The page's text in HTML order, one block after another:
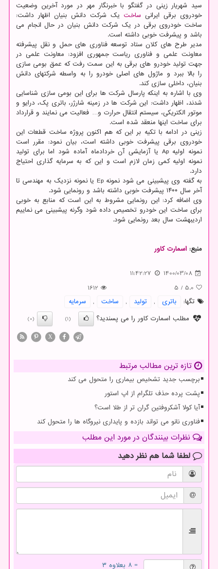
سید شهریار زینی در گفتگو با خبرنگار مهر در مورد آخرین وضعیت
خودروی برقی ایرانی ساخت یک شرکت دانش بنیان اظهار داشت:
ساخت خودروی برقی در یک شرکت دانش بنیان در حال انجام می
باشد و پیشرفت خوبی داشته است.
مدیر طرح های کلان ستاد توسعه فناوری های حمل و نقل پیشرفته
معاونت علمی و فناوری ریاست جمهوری افزود: معاونت علمی در
جهت تولید خودرو های برقی به این سمت رفت که عمق بومی سازی
را بالا ببرد و ماژول های اصلی خودرو را به واسطه شرکتهای دانش
بنیان، داخلی سازی کند.
وی با اشاره به اینکه پارسال شرکت ها برای این بومی سازی شناسایی
شدند، اظهار داشت: این شرکت ها در زمینه شارژر، باتری پک، درایو و
موتور الکتریکی، سیستم انتقال حرارت و… فعالیت می نمایند و قرارداد
برای ساخت اینها منعقد شده است.
زینی در ادامه با تکیه بر این که هم اکنون پروژه ساخت قطعات این
خودروی برقی پیشرفت خوبی داشته است، بیان نمود: مقرر است
نمونه اولیه Ap یا آزمایشی آن خردادماه آماده شود اما برای تولید
نمونه اولیه کمی زمان لازم است و این که به سرمایه گذاری احتیاج
دارد.
به گفته وی پیشبینی می شود نمونه Ep یا نمونه نزدیک به مهندسی تا
آخر سال ۱۴۰۰ پیشرفت خوبی داشته باشد و رونمایی شود.
وی اضافه کرد: این رونمایی مشروط به این است که منابع به خوبی
برای ساخت این خودرو تخصیص داده شود وگرنه پیشبینی می نماییم
اردیبهشت سال بعد رونمایی شود.
منبع: اسمارت كاور
1400/03/08
11:42:27
5.0
/
5
1612
تگها:
باتری , تولید , ساخت ,
سرمایه
مطلب اسمارت کاور را می پسندید؟
(1)
(0)
X
تازه ترین مطالب مرتبط
برچسب جدید تشخیص بیماری را متحول می کند
پشت پرده حذف تلگرام از اپ استور
آیا کولا آشکروفتین گران تر از طلا است؟
فناوری نانو می تواند بازده و پایداری نیروگاه ها را متحول کند
نظرات بینندگان در مورد این مطلب
لطفا شما هم نظر دهید
= ۸ بعلاوه ۳